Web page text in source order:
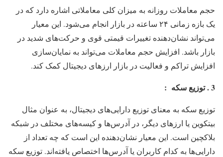
حجم معاملات روزانه به میزان کلی معاملاتی اشاره دارد که در
یک بازه زمانی ۲۴ ساعته در بازار انجام می‌شود. این معیار
می‌تواند نشان‌دهنده تغییرات قیمتی قوی و حرکت‌های شدید در
بازار باشد. افزایش حجم معاملات می‌تواند به نمایان‌سازی
افزایش تراکم و فعالیت در بازار ارزهای دیجیتال کمک کند.
3 . توزیع سکه :
توزیع سکه به معنای توزیع دارایی‌های دیجیتال، به عنوان مثال
بیتکوین یا ارزهای دیگر، در آدرس‌ها و کیسه‌های مختلف در شبکه
بلاکچین است. این معیار نشان‌دهنده این است که چه تعداد از
دارایی‌ها به کدام کاربران یا آدرس‌ها اختصاص یافته‌اند. توزیع سکه